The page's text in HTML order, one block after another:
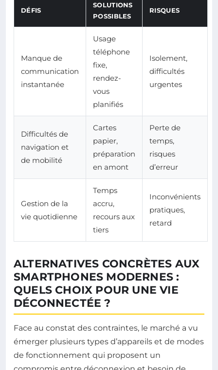
DÉFIS
SOLUTIONS
POSSIBLES
RISQUES
Manque de
communication
instantanée
Usage
téléphone
fixe,
rendez-
vous
planifiés
Isolement,
difficultés
urgentes
Difficultés de
navigation et
de mobilité
Cartes
papier,
préparation
en amont
Perte de
temps,
risques
d’erreur
Gestion de la
vie quotidienne
Temps
accru,
recours aux
tiers
Inconvénients
pratiques,
retard
ALTERNATIVES CONCRÈTES AUX
SMARTPHONES MODERNES :
QUELS CHOIX POUR UNE VIE
DÉCONNECTÉE ?
Face au constat des contraintes, le marché a vu
émerger plusieurs types d’appareils et de modes
de fonctionnement qui proposent un